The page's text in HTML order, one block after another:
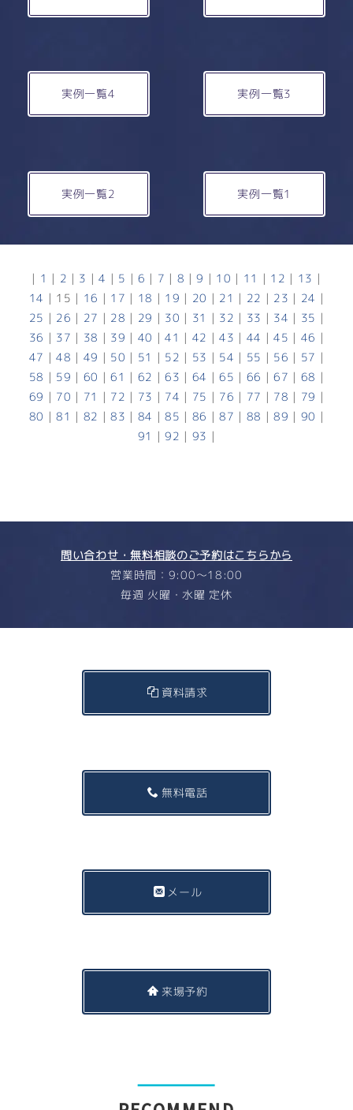
実例一覧4 実例一覧3
実例一覧2 実例一覧1
| 1 | 2 | 3 | 4 | 5 | 6 | 7 | 8 | 9 | 10 | 11 | 12 | 13 |
14 | 15 | 16 | 17 | 18 | 19 | 20 | 21 | 22 | 23 | 24 |
25 | 26 | 27 | 28 | 29 | 30 | 31 | 32 | 33 | 34 | 35 |
36 | 37 | 38 | 39 | 40 | 41 | 42 | 43 | 44 | 45 | 46 |
47 | 48 | 49 | 50 | 51 | 52 | 53 | 54 | 55 | 56 | 57 |
58 | 59 | 60 | 61 | 62 | 63 | 64 | 65 | 66 | 67 | 68 |
69 | 70 | 71 | 72 | 73 | 74 | 75 | 76 | 77 | 78 | 79 |
80 | 81 | 82 | 83 | 84 | 85 | 86 | 87 | 88 | 89 | 90 |
91 | 92 | 93 |
問い合わせ・無料相談のご予約はこちらから
営業時間：9:00〜18:00
毎週 火曜・水曜 定休
資料請求
無料電話
メール
来場予約